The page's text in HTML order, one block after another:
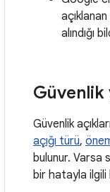
alındığı
Güvenlik
Güvenlik
açığı türü,
bulunur. Varsa
bir hatayla ilgili